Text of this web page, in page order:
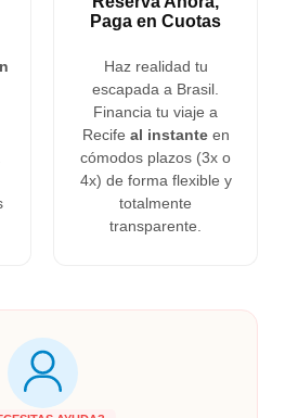
Paga en Cuotas
Haz realidad tu
escapada a Brasil.
Financia tu viaje a
Recife al instanteen
cómodos plazos (3x o
4x) de forma flexible y
totalmente
transparente.